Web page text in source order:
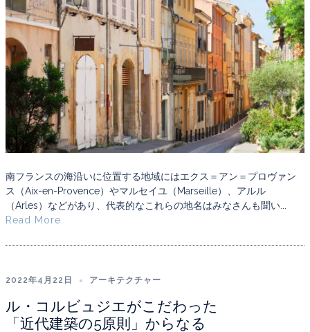
南フランスの海沿いに位置する地域にはエクス＝アン＝プロヴァン
ス（Aix-en-Provence）やマルセイユ（Marseille）、アルル
（Arles）などがあり、代表的なこれらの地名はみなさんも聞い...
Read More
2022年4月22日 アーキテクチャー
ル・コルビュジエがこだわった
「近代建築の5原則」からなる